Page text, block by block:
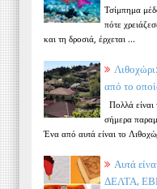
Τσίμπημα
πότε
και τη δροσιά, έρχεται ...
από το
Πολλά
σήμερα
Ένα από αυτά είναι το
Αυτά
ΔΕΛΤΑ,